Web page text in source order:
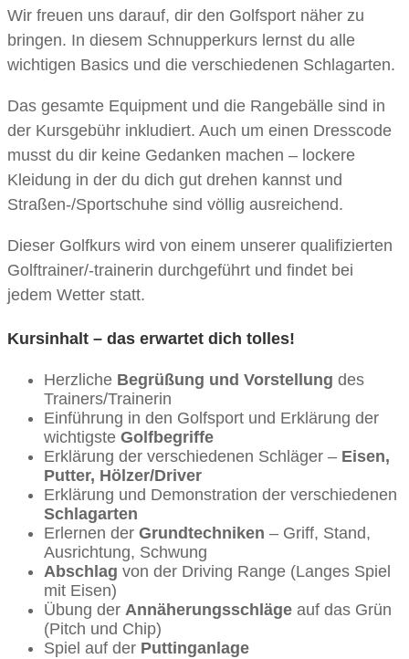
Wir freuen uns darauf, dir den Golfsport näher zu
bringen. In diesem Schnupperkurs lernst du alle
wichtigen Basics und die verschiedenen Schlagarten.
Das gesamte Equipment und die Rangebälle sind in
der Kursgebühr inkludiert. Auch um einen Dresscode
musst du dir keine Gedanken machen – lockere
Kleidung in der du dich gut drehen kannst und
Straßen-/Sportschuhe sind völlig ausreichend.
Dieser Golfkurs wird von einem unserer qualifizierten
Golftrainer/-trainerin durchgeführt und findet bei
jedem Wetter statt.
Kursinhalt – das erwartet dich tolles!
Herzliche Begrüßung und Vorstellung des
Trainers/Trainerin
Einführung in den Golfsport und Erklärung der
wichtigste Golfbegriffe
Erklärung der verschiedenen Schläger – Eisen,
Putter, Hölzer/Driver
Erklärung und Demonstration der verschiedenen
Schlagarten
Erlernen der Grundtechniken – Griff, Stand,
Ausrichtung, Schwung
Abschlag von der Driving Range (Langes Spiel
mit Eisen)
Übung der Annäherungsschläge auf das Grün
(Pitch und Chip)
Spiel auf der Puttinganlage